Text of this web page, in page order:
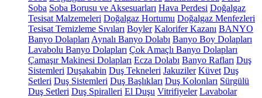
Soba Soba Borusu ve Aksesuarları Hava Perdesi Doğalgaz
Tesisat Malzemeleri Doğalgaz Hortumu Doğalgaz Menfezleri
Tesisat Temizleme Sıvıları Boyler Kalorifer Kazanı BANYO
Banyo Dolapları Aynalı Banyo Dolabı Banyo Boy Dolapları
Lavabolu Banyo Dolapları Çok Amaçlı Banyo Dolapları
Çamaşır Makinesi Dolapları Ecza Dolabı Banyo Rafları Duş
Sistemleri Duşakabin Duş Tekneleri Jakuziler Küvet Duş
Setleri Duş Sistemleri Duş Başlıkları Duş Kolonları Sürgülü
Duş Setleri Duş Spiralleri El Duşu Vitrifiyeler Lavabolar